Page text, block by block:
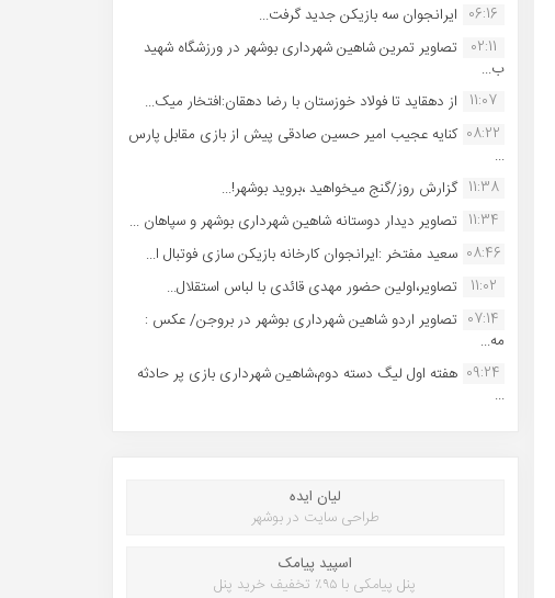
06:16 ایرانجوان سه بازیکن جدید گرفت...
02:11
تصاویر تمرین شاهین شهردارى بوشهر در ورزشگاه شهید
ب...
11:07 از دهقاید تا فولاد خوزستان با رضا دهقان:افتخار میک...
08:22 کنایه عجیب امیر حسین صادقی پیش از بازی مقابل پارس
...
11:38 گزارش روز/گنج میخواهید ،بروید بوشهر!...
11:34 تصاویر دیدار دوستانه شاهین شهردارى بوشهر و سپاهان ...
08:46 سعید مفتخر :ایرانجوان کارخانه بازیکن سازی فوتبال ا...
11:02
تصاویر،اولین حضور مهدی قائدی با لباس استقلال...
07:14 تصاویر اردو شاهین شهرداری بوشهر در بروجن/ عکس :
مه...
09:24 هفته اول لیگ دسته دوم،شاهین شهرداری بازی پر حادثه
...
لیان ایده
طراحی سایت در بوشهر
اسپید پیامک
پنل پیامکی با ۹۵٪ تخفیف خرید پنل